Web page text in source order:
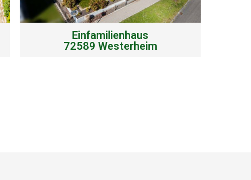
Einfamilienhaus
72589 Westerheim